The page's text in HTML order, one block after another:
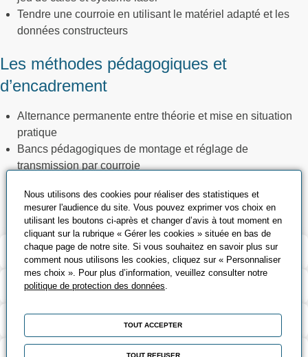
Tendre une courroie en utilisant le matériel adapté et les
données constructeurs
Les méthodes pédagogiques et
d’encadrement
Alternance permanente entre théorie et mise en situation
pratique
Bancs pédagogiques de montage et réglage de
transmission par courroie
Utilisation d’un tensiomètre
Validation et certification
Contenu de la formation
Modalités d’évaluation
Nous utilisons des cookies pour réaliser des statistiques et
mesurer l'audience du site. Vous pouvez exprimer vos choix en
utilisant les boutons ci-après et changer d’avis à tout moment en
cliquant sur la rubrique « Gérer les cookies » située en bas de
chaque page de notre site. Si vous souhaitez en savoir plus sur
comment nous utilisons les cookies, cliquez sur « Personnaliser
mes choix ». Pour plus d’information, veuillez consulter notre
politique de protection des données
TOUT ACCEPTER
TOUT REFUSER